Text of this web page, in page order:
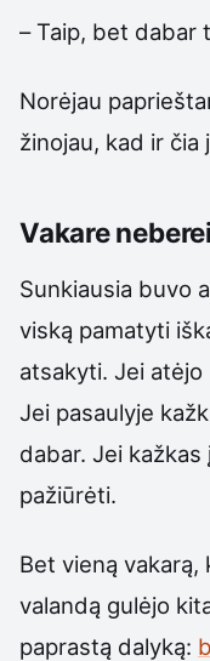
– Taip, bet dabar
Norėjau
žinojau, kad ir čia
Vakare
Sunkiausia buvo
viską pamatyti
atsakyti. Jei atėjo
Jei pasaulyje
dabar. Jei
pažiūrėti.
Bet vieną
valandą gulėjo
paprastą dalyką: